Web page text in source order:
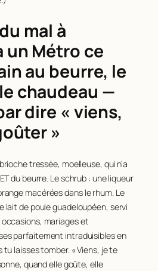
mal à
un Métro ce
au beurre, le
chaudeau —
dire « viens,
»
tressée, moelleuse, qui n’a
du beurre. Le schrub : une liqueur
macérées dans le rhum. Le
lait de poule guadeloupéen, servi
mariages et
parfaitement intraduisibles en
laisses tomber. « Viens, je te
quand elle goûte, elle